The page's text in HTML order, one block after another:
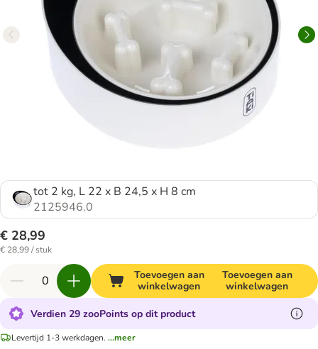
tot 2 kg, L 22 x B 24,5 x H 8 cm
2125946.0
€ 28,99
€ 28,99 / stuk
Toevoegen aan
winkelwagen
Toevoegen aan
winkelwagen
Verdien 29 zooPoints op dit product
Levertijd 1-3 werkdagen. ...meer